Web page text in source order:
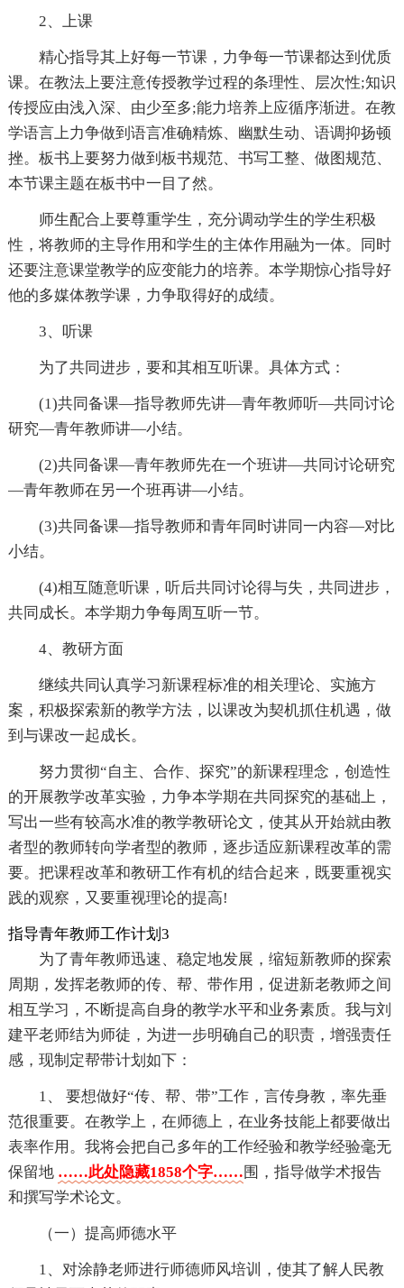
2、上课
精心指导其上好每一节课，力争每一节课都达到优质
课。在教法上要注意传授教学过程的条理性、层次性;知识
传授应由浅入深、由少至多;能力培养上应循序渐进。在教
学语言上力争做到语言准确精炼、幽默生动、语调抑扬顿
挫。板书上要努力做到板书规范、书写工整、做图规范、
本节课主题在板书中一目了然。
师生配合上要尊重学生，充分调动学生的学生积极
性，将教师的主导作用和学生的主体作用融为一体。同时
还要注意课堂教学的应变能力的培养。本学期惊心指导好
他的多媒体教学课，力争取得好的成绩。
3、听课
为了共同进步，要和其相互听课。具体方式：
(1)共同备课—指导教师先讲—青年教师听—共同讨论
研究—青年教师讲—小结。
(2)共同备课—青年教师先在一个班讲—共同讨论研究
—青年教师在另一个班再讲—小结。
(3)共同备课—指导教师和青年同时讲同一内容—对比
小结。
(4)相互随意听课，听后共同讨论得与失，共同进步，
共同成长。本学期力争每周互听一节。
4、教研方面
继续共同认真学习新课程标准的相关理论、实施方
案，积极探索新的教学方法，以课改为契机抓住机遇，做
到与课改一起成长。
努力贯彻“自主、合作、探究”的新课程理念，创造性
的开展教学改革实验，力争本学期在共同探究的基础上，
写出一些有较高水准的教学教研论文，使其从开始就由教
者型的教师转向学者型的教师，逐步适应新课程改革的需
要。把课程改革和教研工作有机的结合起来，既要重视实
践的观察，又要重视理论的提高!
指导青年教师工作计划3
为了青年教师迅速、稳定地发展，缩短新教师的探索
周期，发挥老教师的传、帮、带作用，促进新老教师之间
相互学习，不断提高自身的教学水平和业务素质。我与刘
建平老师结为师徒，为进一步明确自己的职责，增强责任
感，现制定帮带计划如下：
1、 要想做好“传、帮、带”工作，言传身教，率先垂
范很重要。在教学上，在师德上，在业务技能上都要做出
表率作用。我将会把自己多年的工作经验和教学经验毫无
保留地 ……此处隐藏1858个字…… 围，指导做学术报告
和撰写学术论文。
（一）提高师德水平
1、对涂静老师进行师德师风培训，使其了解人民教